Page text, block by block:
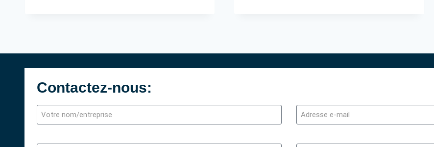
Contactez-nous: